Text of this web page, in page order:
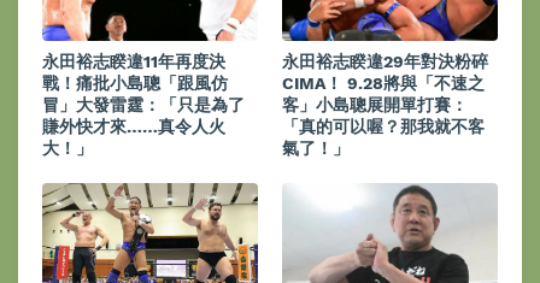
永田裕志睽違11年再度決
戰！痛批小島聰「跟風仿
冒」大發雷霆：「只是為了
賺外快才來……真令人火
大！」
永田裕志睽違29年對決粉碎
CIMA！ 9.28將與「不速之
客」小島聰展開單打賽：
「真的可以喔？那我就不客
氣了！」